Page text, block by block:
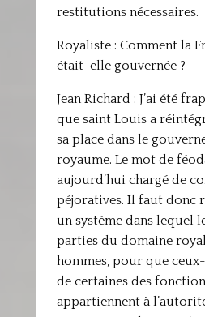
restitutions nécessaires.
Royaliste : Comment la
était-elle gouvernée ?
Jean Richard : J’ai été
que saint Louis a
sa place dans le
royaume. Le mot de
aujourd’hui chargé de
péjoratives. Il faut donc
un système dans lequel
parties du domaine
hommes, pour que
de certaines des
appartiennent à